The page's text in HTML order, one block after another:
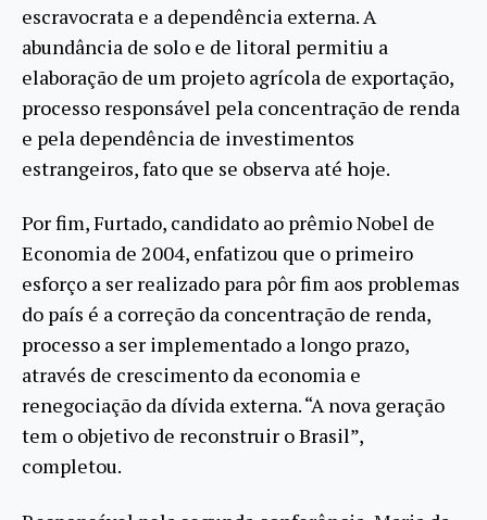
escravocrata e a dependência externa. A
abundância de solo e de litoral permitiu a
elaboração de um projeto agrícola de exportação,
processo responsável pela concentração de renda
e pela dependência de investimentos
estrangeiros, fato que se observa até hoje.
Por fim, Furtado, candidato ao prêmio Nobel de
Economia de 2004, enfatizou que o primeiro
esforço a ser realizado para pôr fim aos problemas
do país é a correção da concentração de renda,
processo a ser implementado a longo prazo,
através de crescimento da economia e
renegociação da dívida externa. “A nova geração
tem o objetivo de reconstruir o Brasil”,
completou.